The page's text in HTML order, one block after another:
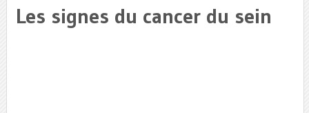
Les signes du cancer du sein